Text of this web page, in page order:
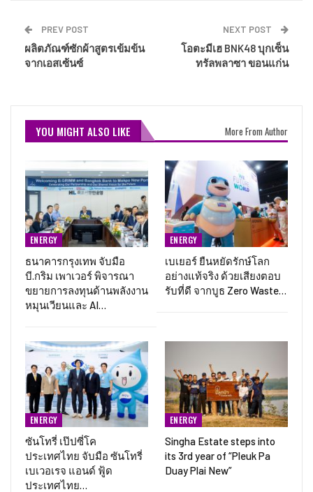
PREV POST
ผลิตภัณฑ์ซักผ้าสูตรเข้มข้น
จากเอสเซ้นซ์​
NEXT POST
โอตะมีเฮ BNK48 บุกเซ็น
ทรัลพลาซา ขอนแก่น
YOU MIGHT ALSO LIKE More From Author
ENERGY
ธนาคารกรุงเทพ จับมือ
บี.กริม เพาเวอร์ พิจารณา
ขยายการลงทุนด้านพลังงาน
หมุนเวียนและ AI…
ENERGY
เบเยอร์ ยืนหยัดรักษ์โลก
อย่างแท้จริง ด้วยเสียงตอบ
รับที่ดี จากบูธ Zero Waste…
ENERGY
ซันโทรี่ เป๊ปซี่โค
ประเทศไทย จับมือ ซันโทรี่
เบเวอเรจ แอนด์ ฟู้ด
ประเทศไทย…
ENERGY
Singha Estate steps into
its 3rd year of “Pleuk Pa
Duay Plai New”